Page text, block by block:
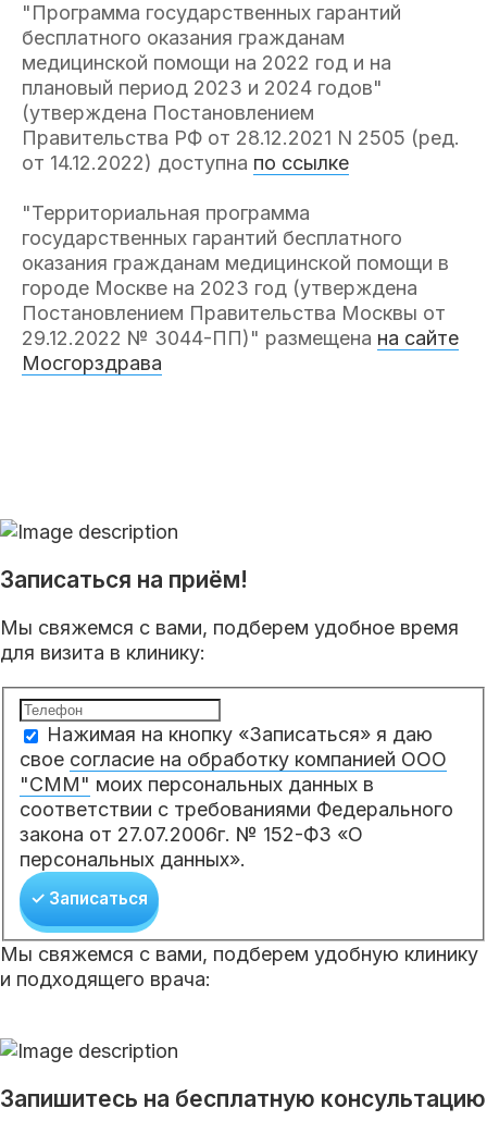
"Программа государственных гарантий
бесплатного оказания гражданам
медицинской помощи на 2022 год и на
плановый период 2023 и 2024 годов"
(утверждена Постановлением
Правительства РФ от 28.12.2021 N 2505 (ред.
от 14.12.2022) доступна по ссылке
"Территориальная программа
государственных гарантий бесплатного
оказания гражданам медицинской помощи в
городе Москве на 2023 год (утверждена
Постановлением Правительства Москвы от
29.12.2022 № 3044-ПП)" размещена на сайте
Мосгорздрава
Записаться на приём!
Мы свяжемся с вами, подберем удобное время
для визита в клинику:
Нажимая на кнопку «Записаться» я даю
свое согласие на обработку компанией ООО
"СММ" моих персональных данных в
соответствии с требованиями Федерального
закона от 27.07.2006г. № 152-ФЗ «О
персональных данных».
✓ Записаться
Мы свяжемся с вами, подберем удобную клинику
и подходящего врача:
Запишитесь на бесплатную консультацию